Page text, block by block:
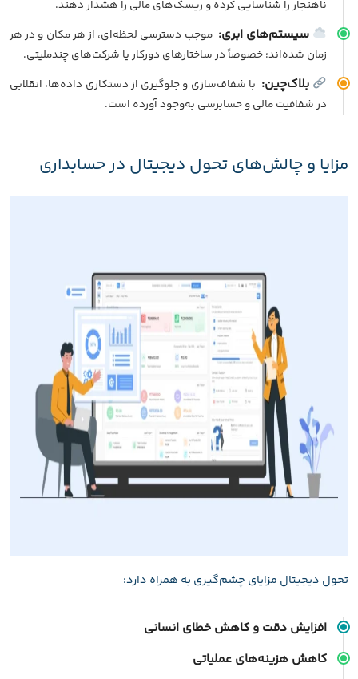
ناهنجار را شناسایی کرده و ریسک‌های مالی را هشدار دهند.
سیستم‌های ابری: موجب دسترسی لحظه‌ای، از هر مکان و در هر
زمان شده‌اند؛ خصوصاً در ساختارهای دورکار یا شرکت‌های چندملیتی.
بلاک‌چین: با شفاف‌سازی و جلوگیری از دستکاری داده‌ها، انقلابی
در شفافیت مالی و حسابرسی به‌وجود آورده است.
مزایا و چالش‌های تحول دیجیتال در حسابداری
تحول دیجیتال مزایای چشم‌گیری به همراه دارد:
افزایش دقت و کاهش خطای انسانی
کاهش هزینه‌های عملیاتی